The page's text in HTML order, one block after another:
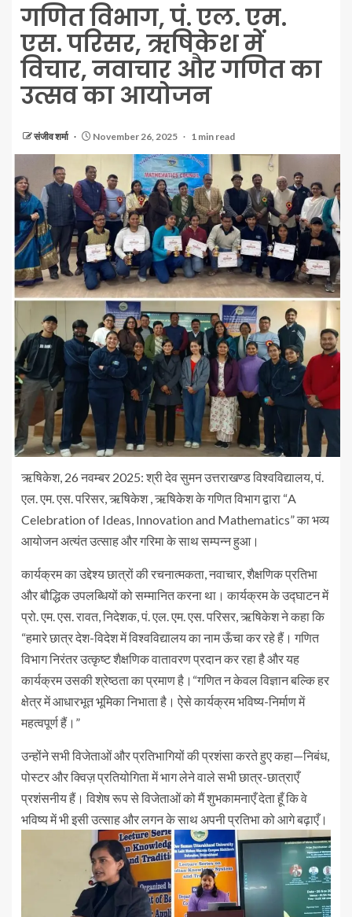
गणित विभाग, पं. एल. एम.
एस. परिसर, ऋषिकेश में
विचार, नवाचार और गणित का
उत्सव का आयोजन
संजीव शर्मा November 26, 2025 1 min read
ऋषिकेश, 26 नवम्बर 2025: श्री देव सुमन उत्तराखण्ड विश्वविद्यालय, पं.
एल. एम. एस. परिसर, ऋषिकेश , ऋषिकेश के गणित विभाग द्वारा “A
Celebration of Ideas, Innovation and Mathematics” का भव्य
आयोजन अत्यंत उत्साह और गरिमा के साथ सम्पन्न हुआ।
कार्यक्रम का उद्देश्य छात्रों की रचनात्मकता, नवाचार, शैक्षणिक प्रतिभा
और बौद्धिक उपलब्धियों को सम्मानित करना था। कार्यक्रम के उद्घाटन में
प्रो. एम. एस. रावत, निदेशक, पं. एल. एम. एस. परिसर, ऋषिकेश ने कहा कि
“हमारे छात्र देश-विदेश में विश्वविद्यालय का नाम ऊँचा कर रहे हैं। गणित
विभाग निरंतर उत्कृष्ट शैक्षणिक वातावरण प्रदान कर रहा है और यह
कार्यक्रम उसकी श्रेष्ठता का प्रमाण है।“गणित न केवल विज्ञान बल्कि हर
क्षेत्र में आधारभूत भूमिका निभाता है। ऐसे कार्यक्रम भविष्य-निर्माण में
महत्वपूर्ण हैं।”
उन्होंने सभी विजेताओं और प्रतिभागियों की प्रशंसा करते हुए कहा—निबंध,
पोस्टर और क्विज़ प्रतियोगिता में भाग लेने वाले सभी छात्र-छात्राएँ
प्रशंसनीय हैं। विशेष रूप से विजेताओं को मैं शुभकामनाएँ देता हूँ कि वे
भविष्य में भी इसी उत्साह और लगन के साथ अपनी प्रतिभा को आगे बढ़ाएँ।